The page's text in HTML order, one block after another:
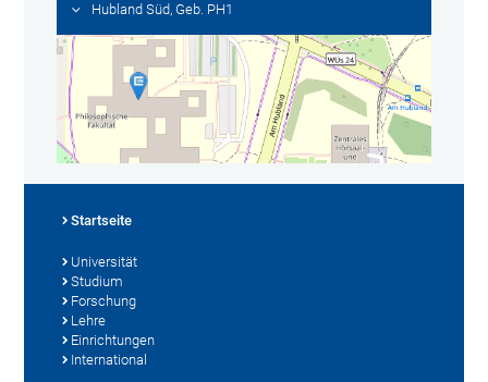
Hubland Süd, Geb. PH1
Startseite
Universität
Studium
Forschung
Lehre
Einrichtungen
International